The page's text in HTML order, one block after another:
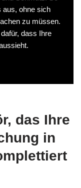
aus, ohne sich
zu müssen.
dass Ihre
das Ihre
in